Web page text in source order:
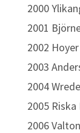
2000
2001
2002
2003
2004
2005 Riska
2006